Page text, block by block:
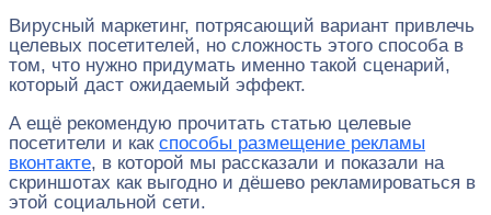
Вирусный маркетинг, потрясающий вариант привлечь
целевых посетителей, но сложность этого способа в
том, что нужно придумать именно такой сценарий,
который даст ожидаемый эффект.
А ещё рекомендую прочитать статью целевые
посетители и как способы размещение рекламы
вконтакте, в которой мы рассказали и показали на
скриншотах как выгодно и дёшево рекламироваться в
этой социальной сети.